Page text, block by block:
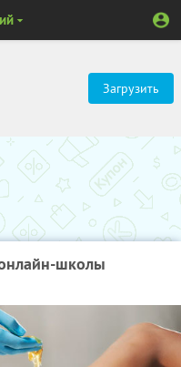
Загрузить
школы